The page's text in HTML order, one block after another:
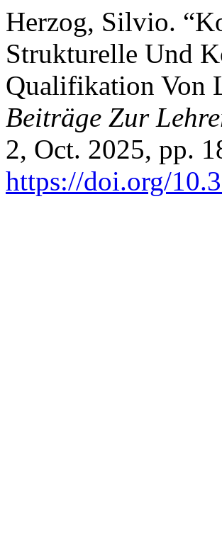
Herzog, Silvio.
Strukturelle Und
Qualifikation Von
Beiträge Zur
2, Oct. 2025, pp.
https://doi.org/